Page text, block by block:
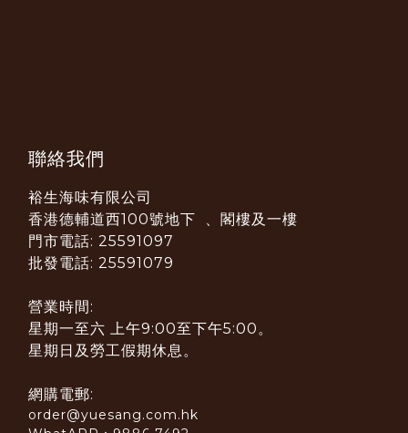
聯絡我們
裕生海味有限公司
香港德輔道西100號地下 、閣樓及一樓
門市電話: 25591097
批發電話: 25591079
營業時間:
星期一至六 上午9:00至下午5:00。
星期日及勞工假期休息。
網購電郵:
order@yuesang.com.hk